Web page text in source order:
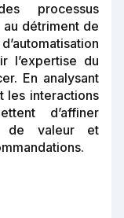
processus
détriment de
l’expertise du
En analysant
les interactions
d’affiner
de valeur et